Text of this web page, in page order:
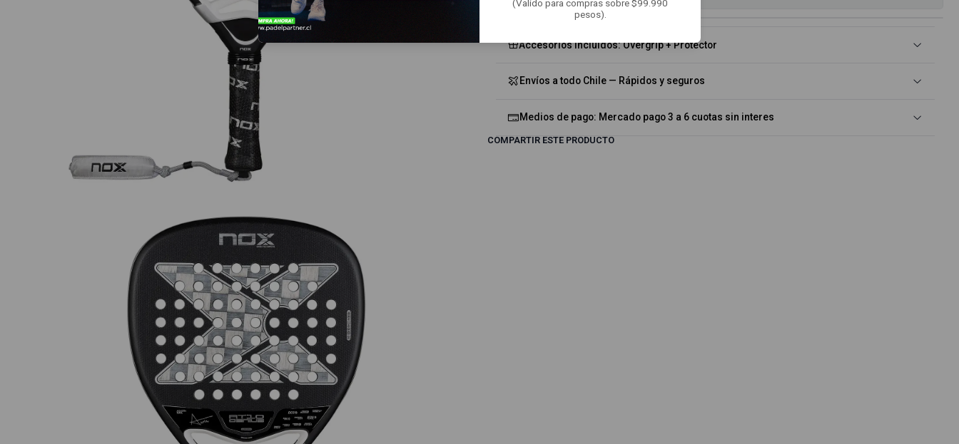
(Valido para compras sobre $99.990
pesos).
Accesorios incluidos: Overgrip + Protector
Envíos a todo Chile — Rápidos y seguros
Medios de pago: Mercado pago 3 a 6 cuotas sin interes
COMPARTIR ESTE PRODUCTO